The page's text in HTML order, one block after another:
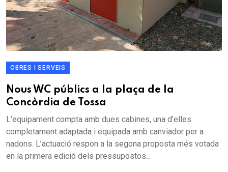
OBRES I SERVEIS
Nous WC públics a la plaça de la
Concòrdia de Tossa
L’equipament compta amb dues cabines, una d’elles
completament adaptada i equipada amb canviador per a
nadons. L’actuació respon a la segona proposta més votada
en la primera edició dels pressupostos...